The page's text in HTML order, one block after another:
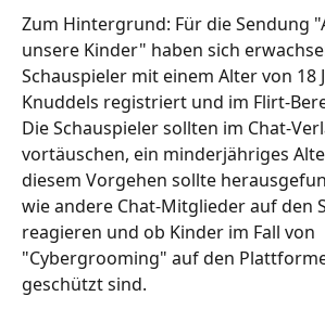
Zum Hintergrund: Für die Sendung
unsere Kinder" haben sich
Schauspieler mit einem Alter von 18
Knuddels registriert und im Flirt-
Die Schauspieler sollten im Chat-
vortäuschen, ein minderjähriges
diesem Vorgehen sollte
wie andere Chat-Mitglieder auf den
reagieren und ob Kinder im Fall von
"Cybergrooming" auf den
geschützt sind.